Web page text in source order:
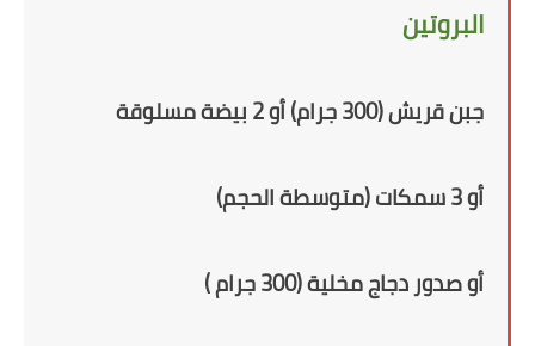
البروتين
جبن قريش (300 جرام) أو 2 بيضة مسلوقة
أو 3 سمكات (متوسطة الحجم)
أوصدور دجاج مخلية (300 جرام )